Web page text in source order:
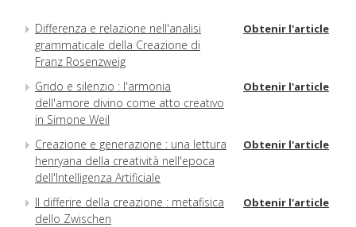
Differenza e relazione nell'analisi
grammaticale della Creazione di
Franz Rosenzweig
Obtenir l'article
Grido e silenzio : l'armonia
dell'amore divino come atto creativo
in Simone Weil
Obtenir l'article
Creazione e generazione : una lettura
henryana della creatività nell'epoca
dell'Intelligenza Artificiale
Obtenir l'article
Il differire della creazione : metafisica
dello Zwischen
Obtenir l'article